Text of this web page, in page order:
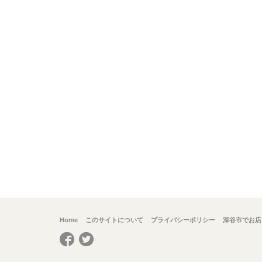
Home このサイトについて プライバシーポリシー 深谷市でお
Facebook
Twitter